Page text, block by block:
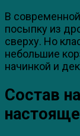
В
посыпку из
сверху. Но
небольшие
начинкой и
Состав